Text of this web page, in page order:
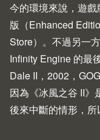
今的環境來說，遊
版（Enhanced
Store）。不過另一
Infinity Engine 的最
Dale II，2002， GOG
因為《冰風之谷 II》
後來中斷的情形，